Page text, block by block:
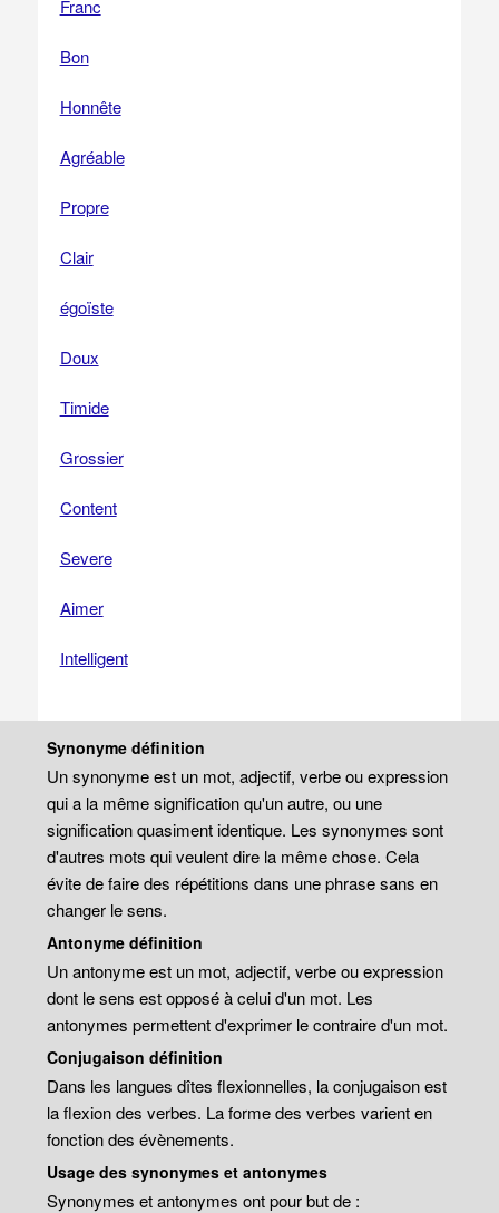
Franc
Bon
Honnête
Agréable
Propre
Clair
égoïste
Doux
Timide
Grossier
Content
Severe
Aimer
Intelligent
Synonyme définition
Un synonyme est un mot, adjectif, verbe ou expression
qui a la même signification qu'un autre, ou une
signification quasiment identique. Les synonymes sont
d'autres mots qui veulent dire la même chose. Cela
évite de faire des répétitions dans une phrase sans en
changer le sens.
Antonyme définition
Un antonyme est un mot, adjectif, verbe ou expression
dont le sens est opposé à celui d'un mot. Les
antonymes permettent d'exprimer le contraire d'un mot.
Conjugaison définition
Dans les langues dîtes flexionnelles, la conjugaison est
la flexion des verbes. La forme des verbes varient en
fonction des évènements.
Usage des synonymes et antonymes
Synonymes et antonymes ont pour but de :